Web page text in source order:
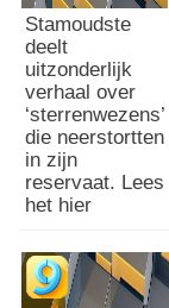
d
s
a
e
Stamoudste
deelt
uitzonderlijk
verhaal over
‘sterrenwezens’
die neerstortten
in zijn
reservaat. Lees
het hier